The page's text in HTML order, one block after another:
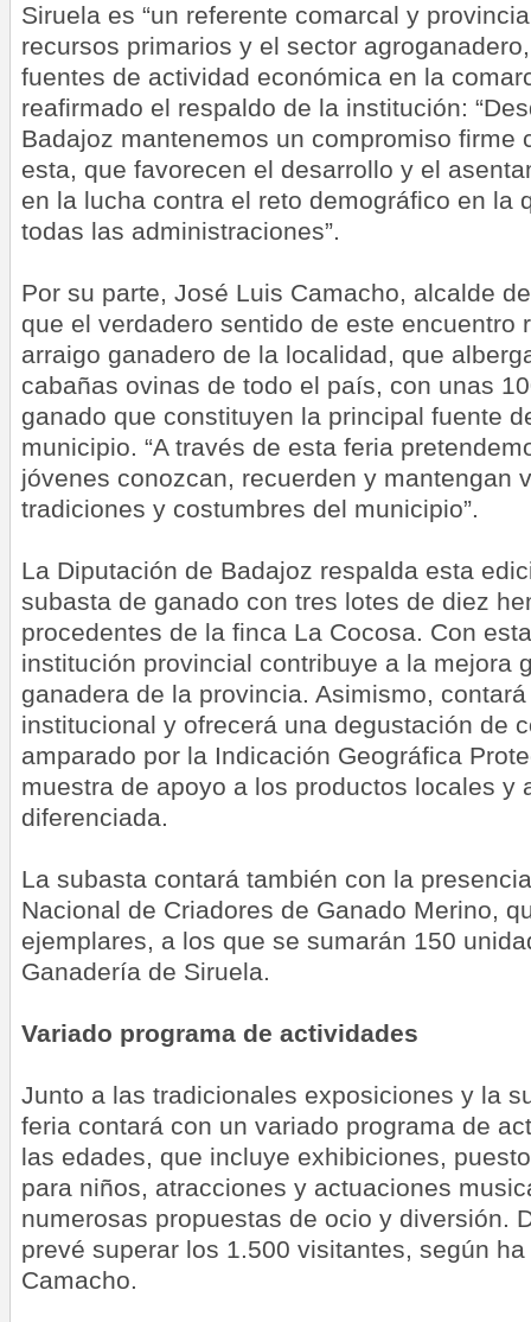
Siruela es “un referente comarcal y
recursos primarios y el sector
fuentes de actividad económica en la
reafirmado el respaldo de la institución:
Badajoz mantenemos un compromiso firme
esta, que favorecen el desarrollo y el
en la lucha contra el reto demográfico en la
todas las administraciones”.
Por su parte, José Luis Camacho, alcalde
que el verdadero sentido de este encuentro
arraigo ganadero de la localidad, que
cabañas ovinas de todo el país, con unas
ganado que constituyen la principal fuente
municipio. “A través de esta feria
jóvenes conozcan, recuerden y mantengan
tradiciones y costumbres del municipio”.
La Diputación de Badajoz respalda esta
subasta de ganado con tres lotes de diez
procedentes de la finca La Cocosa. Con
institución provincial contribuye a la mejora
ganadera de la provincia. Asimismo,
institucional y ofrecerá una degustación de
amparado por la Indicación Geográfica
muestra de apoyo a los productos locales y
diferenciada.
La subasta contará también con la
Nacional de Criadores de Ganado Merino,
ejemplares, a los que se sumarán 150
Ganadería de Siruela.
Variado programa de actividades
Junto a las tradicionales exposiciones y la
feria contará con un variado programa de
las edades, que incluye exhibiciones,
para niños, atracciones y actuaciones
numerosas propuestas de ocio y diversión.
prevé superar los 1.500 visitantes, según
Camacho.